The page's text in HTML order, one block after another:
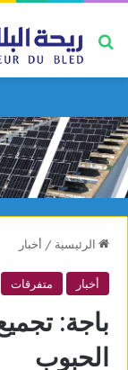
بحث عن
الرئيسية / أخبار
أخبار متفرقات
الحبوب